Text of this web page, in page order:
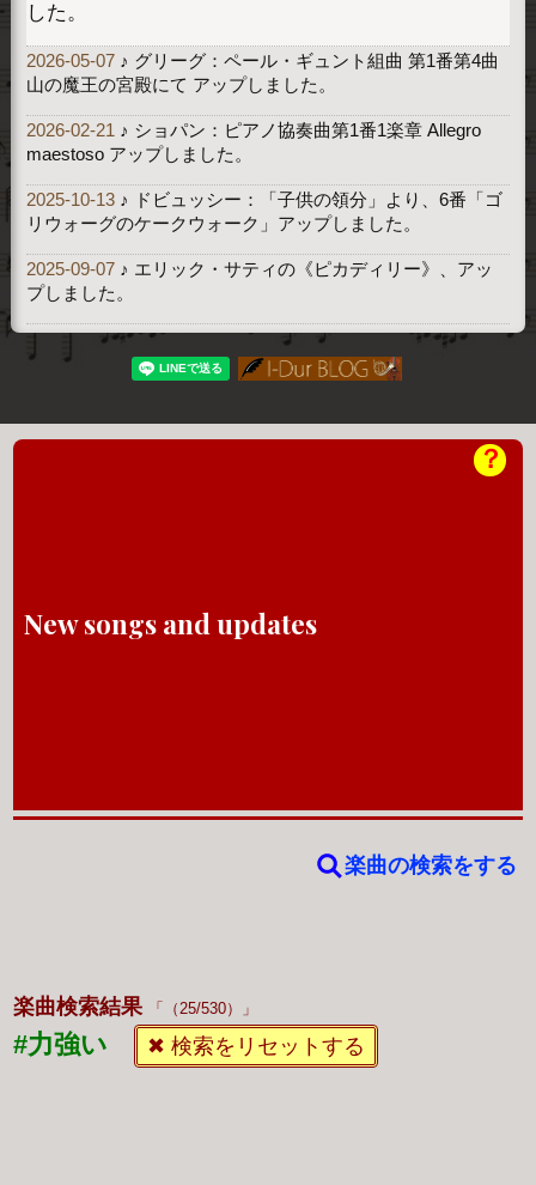
した。
2026-05-07 ♪ グリーグ：ペール・ギュント組曲 第1番第4曲
山の魔王の宮殿にて アップしました。
2026-02-21 ♪ ショパン：ピアノ協奏曲第1番1楽章 Allegro
maestoso アップしました。
2025-10-13 ♪ ドビュッシー：「子供の領分」より、6番「ゴ
リウォーグのケークウォーク」アップしました。
2025-09-07 ♪ エリック・サティの《ピカディリー》、アッ
プしました。
New songs and updates
？
楽曲の検索をする
楽曲検索結果 （25/530）
#力強い ✖ 検索をリセットする